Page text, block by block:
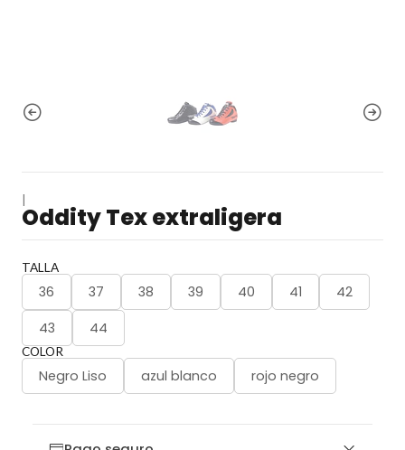
Oddity Tex extraligera
TALLA
36 37 38 39 40 41
42
43
44
COLOR
Negro Liso azul blanco rojo negro